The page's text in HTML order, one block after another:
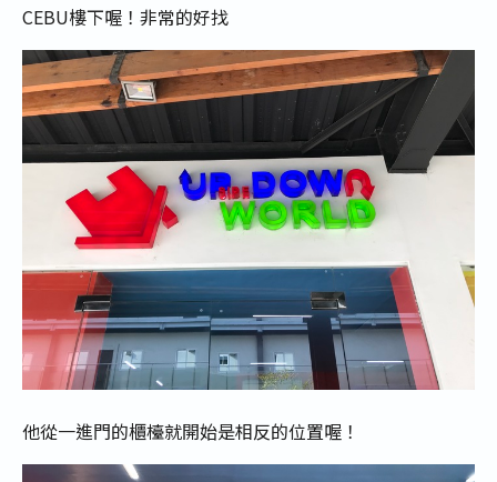
CEBU樓下喔！非常的好找
他從一進門的櫃檯就開始是相反的位置喔！